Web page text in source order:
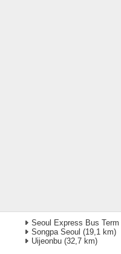
Seoul Express Bus Term
Songpa Seoul (19,1 km)
Uijeonbu (32,7 km)